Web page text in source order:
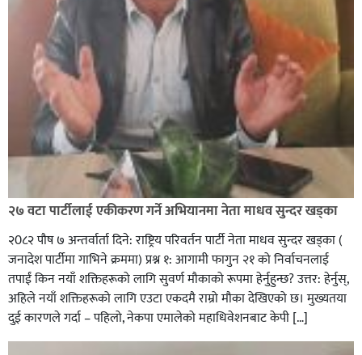
२७ वटा पार्टीलाई एकीकरण गर्ने अभियानमा नेता माधव सुन्दर खड्का
२0८२ पाैष ७ अन्तर्वार्ता दिने: राष्ट्रिय परिवर्तन पार्टी नेता माधव सुन्दर खड्का (
जनादेश पार्टीमा गाभिने क्रममा) प्रश्न १: आगामी फागुन २१ को निर्वाचनलाई
तपाईं किन नयाँ शक्तिहरूको लागि सुवर्ण मौकाको रूपमा हेर्नुहुन्छ? उत्तर: हेर्नुस्,
अहिले नयाँ शक्तिहरूको लागि एउटा एकदमै राम्रो मौका देखिएको छ। मुख्यतया
दुई कारणले गर्दा – पहिलो, नेकपा एमालेको महाधिवेशनबाट केपी […]